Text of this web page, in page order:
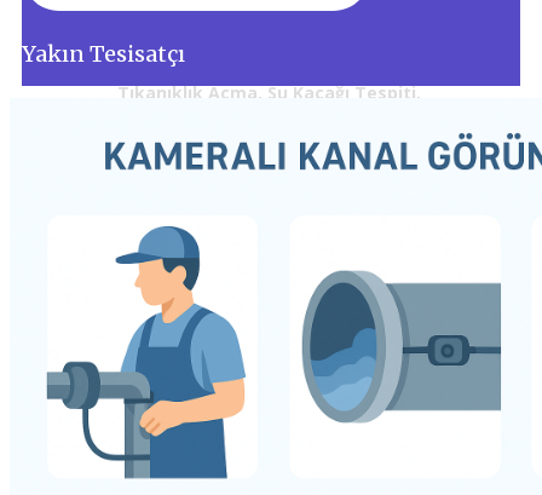
Yakın Tesisatçı
Tıkanıklık Açma, Su Kaçağı Tespiti,